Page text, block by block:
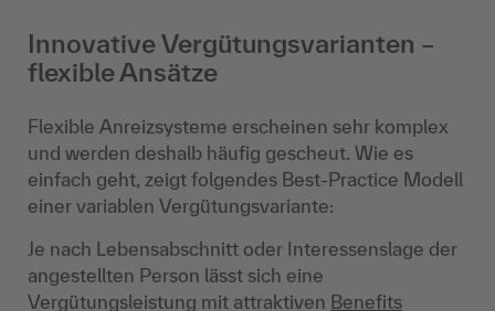
Innovative Vergütungsvarianten –
flexible Ansätze
Flexible Anreizsysteme erscheinen sehr komplex
und werden deshalb häufig gescheut. Wie es
einfach geht, zeigt folgendes Best-Practice Modell
einer variablen Vergütungsvariante:
Je nach Lebensabschnitt oder Interessenslage der
angestellten Person lässt sich eine
Vergütungsleistung mit attraktiven Benefits